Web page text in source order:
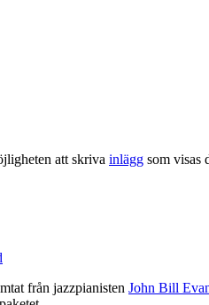
att skriva inlägg som visas
från jazzpianisten John Bill